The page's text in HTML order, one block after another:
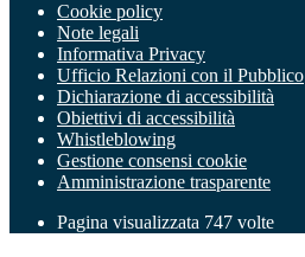
Cookie policy
Note legali
Informativa Privacy
Ufficio Relazioni con il Pubblico
Dichiarazione di accessibilità
Obiettivi di accessibilità
Whistleblowing
Gestione consensi cookie
Amministrazione trasparente
Pagina visualizzata 747 volte